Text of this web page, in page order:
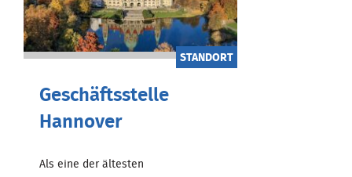
STANDORT
Geschäftsstelle
Hannover
Als eine der ältesten